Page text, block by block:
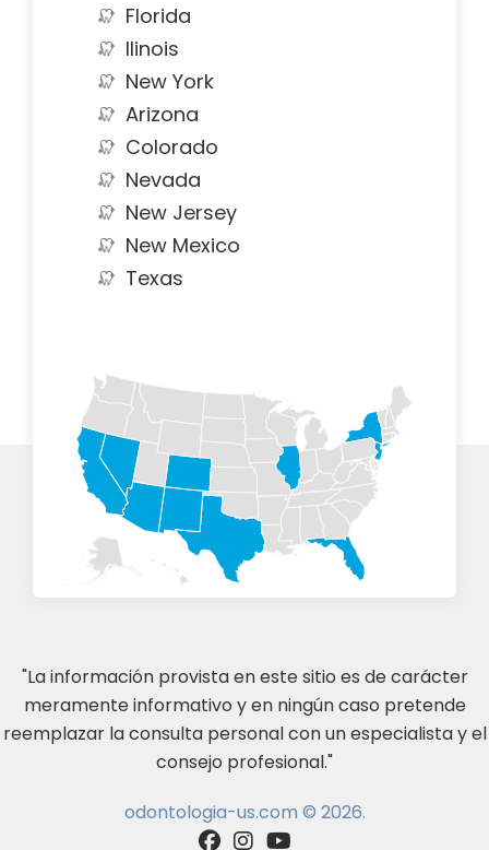
Florida
Ilinois
New York
Arizona
Colorado
Nevada
New Jersey
New Mexico
Texas
"La información provista en este sitio es de carácter
meramente informativo y en ningún caso pretende
reemplazar la consulta personal con un especialista y el
consejo profesional."
odontologia-us.com © 2026.